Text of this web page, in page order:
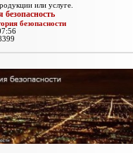
или услуге.
безопасности